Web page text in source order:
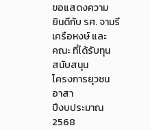
ขอแสดงความ
ยินดีกับ รศ. จามรี
เครือหงษ์ และ
คณะ ที่ได้รับทุน
สนับสนุน
โครงการยุวชน
อาสา
ปีงบประมาณ
2568